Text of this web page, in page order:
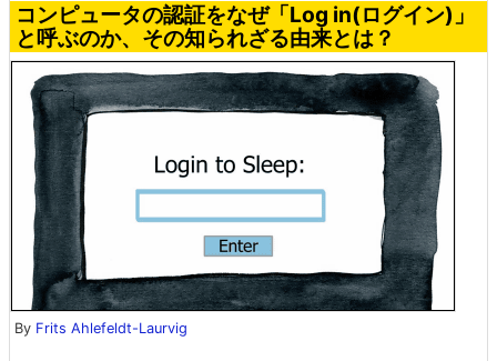
コンピュータの認証をなぜ「Log in(ログイン)」
と呼ぶのか、その知られざる由来とは？
By Frits Ahlefeldt-Laurvig